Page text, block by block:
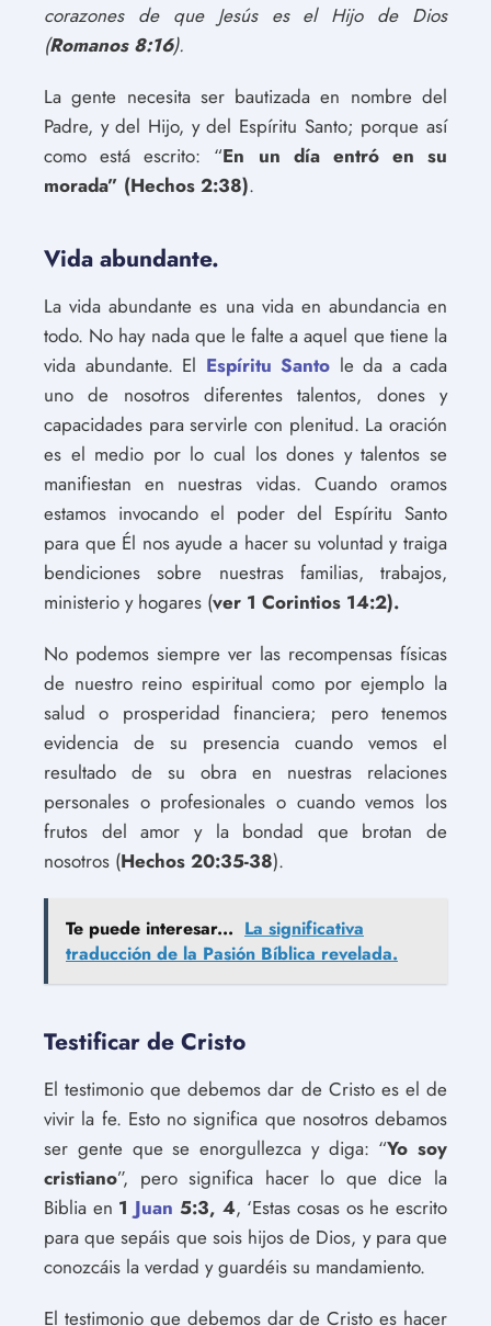
corazones de que Jesús es el Hijo de Dios
(Romanos 8:16).
La gente necesita ser bautizada en nombre del
Padre, y del Hijo, y del Espíritu Santo; porque así
como está escrito: “En un día entró en su
morada” (Hechos 2:38).
Vida abundante.
La vida abundante es una vida en abundancia en
todo. No hay nada que le falte a aquel que tiene la
vida abundante. El Espíritu Santo le da a cada
uno de nosotros diferentes talentos, dones y
capacidades para servirle con plenitud. La oración
es el medio por lo cual los dones y talentos se
manifiestan en nuestras vidas. Cuando oramos
estamos invocando el poder del Espíritu Santo
para que Él nos ayude a hacer su voluntad y traiga
bendiciones sobre nuestras familias, trabajos,
ministerio y hogares (ver 1 Corintios 14:2).
No podemos siempre ver las recompensas físicas
de nuestro reino espiritual como por ejemplo la
salud o prosperidad financiera; pero tenemos
evidencia de su presencia cuando vemos el
resultado de su obra en nuestras relaciones
personales o profesionales o cuando vemos los
frutos del amor y la bondad que brotan de
nosotros (Hechos 20:35-38).
Te puede interesar... La significativa
traducción de la Pasión Bíblica revelada.
Testificar de Cristo
El testimonio que debemos dar de Cristo es el de
vivir la fe. Esto no significa que nosotros debamos
ser gente que se enorgullezca y diga: “Yo soy
cristiano”, pero significa hacer lo que dice la
Biblia en 1 Juan 5:3, 4, ‘Estas cosas os he escrito
para que sepáis que sois hijos de Dios, y para que
conozcáis la verdad y guardéis su mandamiento.
El testimonio que debemos dar de Cristo es hacer